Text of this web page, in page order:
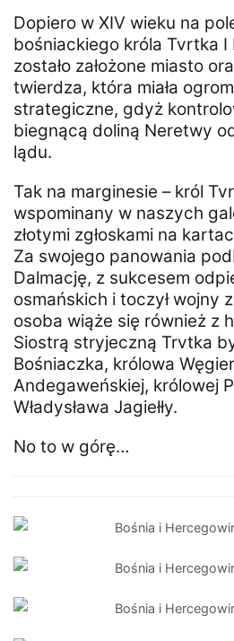
Dopiero w XIV wieku na
bośniackiego króla Tvrtka I
zostało założone miasto
twierdza, która miała
strategiczne, gdyż
biegnącą doliną Neretwy
lądu.
Tak na marginesie – król
wspominany w naszych
złotymi zgłoskami na
Za swojego panowania
Dalmację, z sukcesem
osmańskich i toczył wojny
osoba wiąże się również z
Siostrą stryjeczną Trvtka
Bośniaczka, królowa
Andegaweńskiej, królowej
Władysława Jagiełły.
No to w górę…